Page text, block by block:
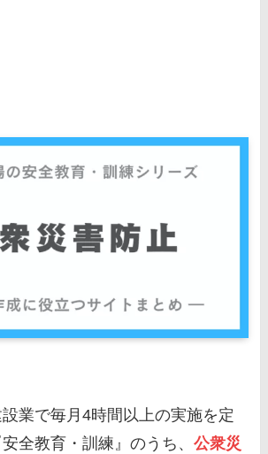
業で毎月4時間以上の実施を定
全教育・訓練』のうち、公衆災